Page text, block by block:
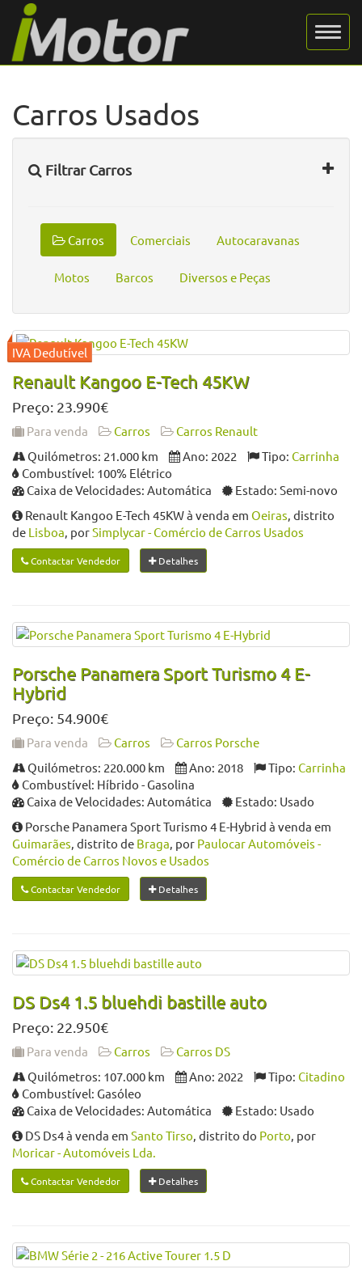
Carros Usados
Filtrar Carros
Carros Comerciais Autocaravanas
Motos Barcos Diversos e Peças
Renault Kangoo E-Tech 45KW
Preço: 23.990€
Para venda Carros
Carros Renault
Quilómetros: 21.000 km
Ano: 2022 Tipo: Carrinha
Combustível: 100% Elétrico
Caixa de Velocidades: Automática
Estado: Semi-novo
Renault Kangoo E-Tech 45KW à venda em Oeiras, distrito
de Lisboa, porSimplycar - Comércio de Carros Usados
Contactar Vendedor Detalhes
Porsche Panamera Sport Turismo 4 E-
Hybrid
Preço: 54.900€
Para venda Carros
Carros Porsche
Quilómetros: 220.000 km
Ano: 2018 Tipo: Carrinha
Combustível: Híbrido - Gasolina
Caixa de Velocidades: Automática
Estado: Usado
Porsche Panamera Sport Turismo 4 E-Hybrid à venda em
Guimarães, distrito de Braga, por Paulocar Automóveis -
Comércio de Carros Novos e Usados
Contactar Vendedor Detalhes
DS Ds4 1.5 bluehdi bastille auto
Preço: 22.950€
Para venda Carros
Carros DS
Quilómetros: 107.000 km
Ano: 2022 Tipo: Citadino
Combustível: Gasóleo
Caixa de Velocidades: Automática
Estado: Usado
DS Ds4 à venda em Santo Tirso, distrito do Porto, por
Moricar - Automóveis Lda.
Contactar Vendedor Detalhes